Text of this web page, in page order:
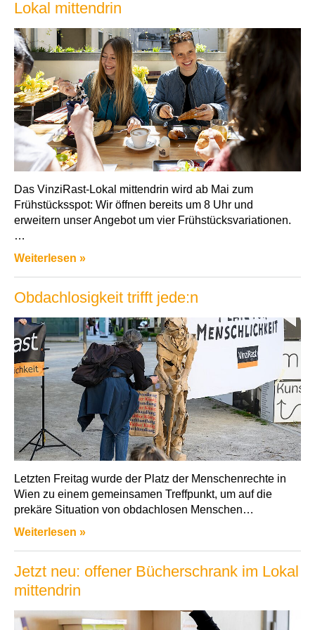
Lokal mittendrin
Das VinziRast-Lokal mittendrin wird ab Mai zum
Frühstücksspot: Wir öffnen bereits um 8 Uhr und
erweitern unser Angebot um vier Frühstücksvariationen.
…
Weiterlesen »
Obdachlosigkeit trifft jede:n
Letzten Freitag wurde der Platz der Menschenrechte in
Wien zu einem gemeinsamen Treffpunkt, um auf die
prekäre Situation von obdachlosen Menschen…
Weiterlesen »
Jetzt neu: offener Bücherschrank im Lokal
mittendrin